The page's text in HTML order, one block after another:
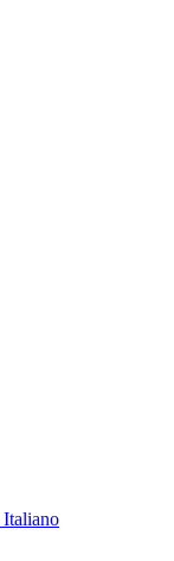
Italiano